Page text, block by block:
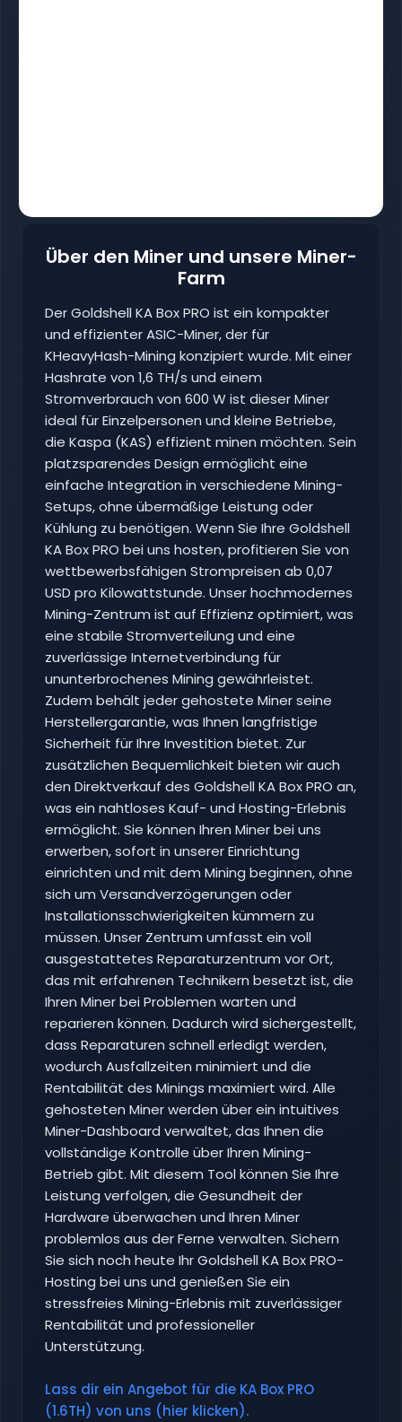
Über den Miner und unsere Miner-
Farm
Der Goldshell KA Box PRO ist ein kompakter
und effizienter ASIC-Miner, der für
KHeavyHash-Mining konzipiert wurde. Mit einer
Hashrate von 1,6 TH/s und einem
Stromverbrauch von 600 W ist dieser Miner
ideal für Einzelpersonen und kleine Betriebe,
die Kaspa (KAS) effizient minen möchten. Sein
platzsparendes Design ermöglicht eine
einfache Integration in verschiedene Mining-
Setups, ohne übermäßige Leistung oder
Kühlung zu benötigen. Wenn Sie Ihre Goldshell
KA Box PRO bei uns hosten, profitieren Sie von
wettbewerbsfähigen Strompreisen ab 0,07
USD pro Kilowattstunde. Unser hochmodernes
Mining-Zentrum ist auf Effizienz optimiert, was
eine stabile Stromverteilung und eine
zuverlässige Internetverbindung für
ununterbrochenes Mining gewährleistet.
Zudem behält jeder gehostete Miner seine
Herstellergarantie, was Ihnen langfristige
Sicherheit für Ihre Investition bietet. Zur
zusätzlichen Bequemlichkeit bieten wir auch
den Direktverkauf des Goldshell KA Box PRO an,
was ein nahtloses Kauf- und Hosting-Erlebnis
ermöglicht. Sie können Ihren Miner bei uns
erwerben, sofort in unserer Einrichtung
einrichten und mit dem Mining beginnen, ohne
sich um Versandverzögerungen oder
Installationsschwierigkeiten kümmern zu
müssen. Unser Zentrum umfasst ein voll
ausgestattetes Reparaturzentrum vor Ort,
das mit erfahrenen Technikern besetzt ist, die
Ihren Miner bei Problemen warten und
reparieren können. Dadurch wird sichergestellt,
dass Reparaturen schnell erledigt werden,
wodurch Ausfallzeiten minimiert und die
Rentabilität des Minings maximiert wird. Alle
gehosteten Miner werden über ein intuitives
Miner-Dashboard verwaltet, das Ihnen die
vollständige Kontrolle über Ihren Mining-
Betrieb gibt. Mit diesem Tool können Sie Ihre
Leistung verfolgen, die Gesundheit der
Hardware überwachen und Ihren Miner
problemlos aus der Ferne verwalten. Sichern
Sie sich noch heute Ihr Goldshell KA Box PRO-
Hosting bei uns und genießen Sie ein
stressfreies Mining-Erlebnis mit zuverlässiger
Rentabilität und professioneller
Unterstützung.
Lass dir ein Angebot für die KA Box PRO
(1.6TH) von uns (hier klicken).